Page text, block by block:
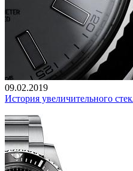
09.02.2019
История увеличительного